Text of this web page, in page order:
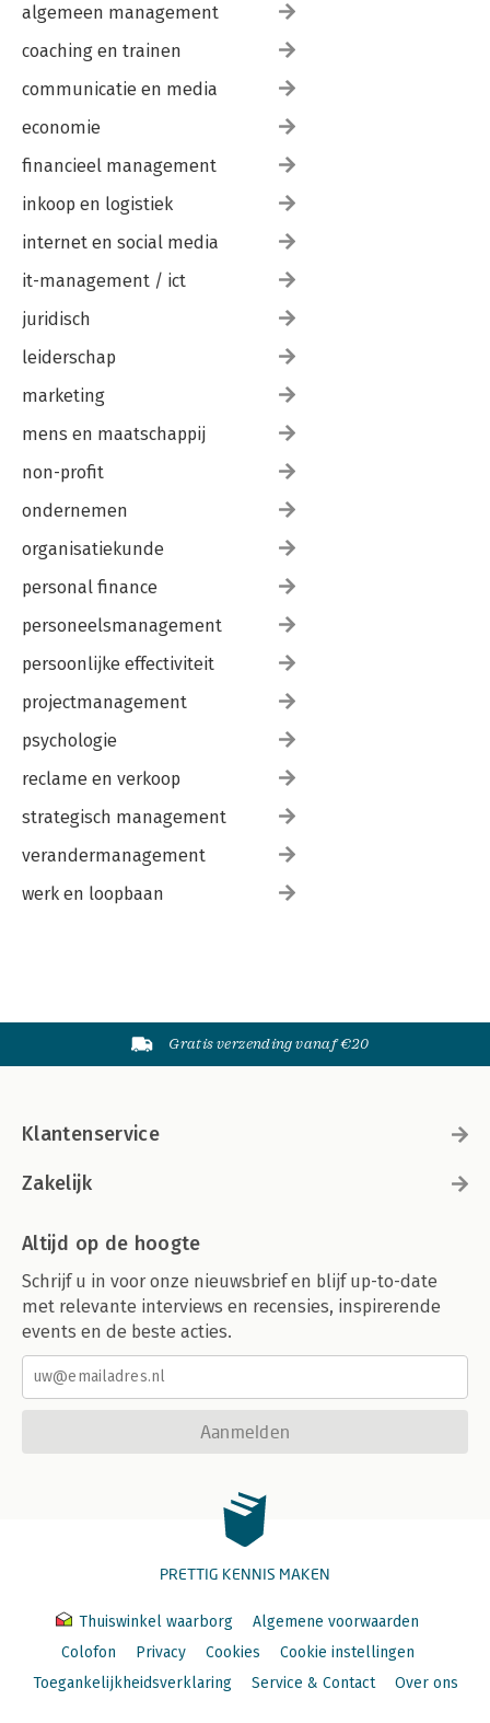
algemeen management
coaching en trainen
communicatie en media
economie
financieel management
inkoop en logistiek
internet en social media
it-management / ict
juridisch
leiderschap
marketing
mens en maatschappij
non-profit
ondernemen
organisatiekunde
personal finance
personeelsmanagement
persoonlijke effectiviteit
projectmanagement
psychologie
reclame en verkoop
strategisch management
verandermanagement
werk en loopbaan
Gratis verzending vanaf €20
Klantenservice
Zakelijk
Altijd op de hoogte
Schrijf u in voor onze nieuwsbrief en blijf up-to-date
met relevante interviews en recensies, inspirerende
events en de beste acties.
Aanmelden
PRETTIG KENNIS MAKEN
Thuiswinkel waarborg
Algemene voorwaarden
Colofon
Privacy Cookies
Cookie instellingen
Toegankelijkheidsverklaring
Service & Contact Over ons